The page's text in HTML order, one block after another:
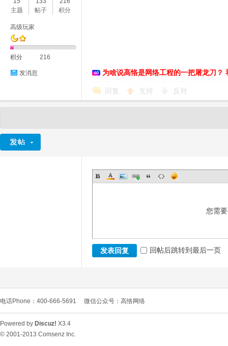
主题
帖子
积分
高级玩家
积分 216
发消息 为啥说高恪是网络工程的一把屠龙刀？
回复 支持 反对
您需
发表回复 回帖后跳转到最后一页
电话Phone：400-666-5691 微信公众号：高恪网络
Powered by Discuz! X3.4
© 2001-2013 Comsenz Inc.